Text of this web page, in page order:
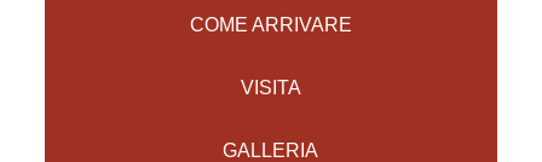
COME ARRIVARE
VISITA
GALLERIA